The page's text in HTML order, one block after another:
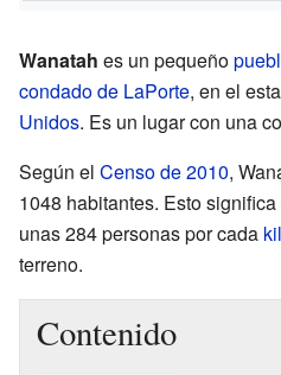
Wanatah es un pequeño
condado de LaPorte, en el
Unidos. Es un lugar con una
Según el Censo de 2010,
1048 habitantes. Esto
unas 284 personas por cada
terreno.
Contenido